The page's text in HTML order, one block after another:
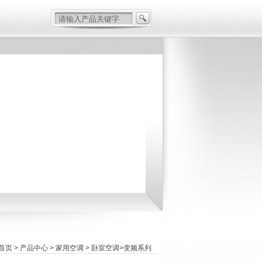
页> 产品中心> 家用空调 > 卧室空调>变频系列